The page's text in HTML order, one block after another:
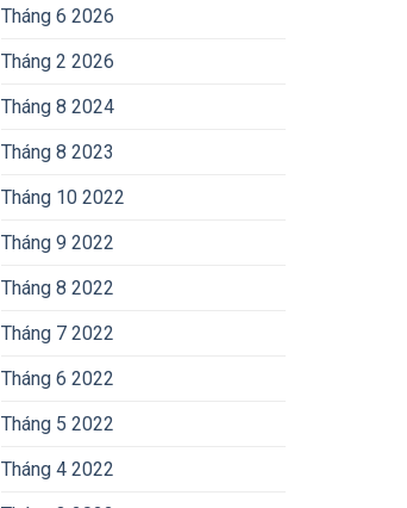
Tháng 6 2026
Tháng 2 2026
Tháng 8 2024
Tháng 8 2023
Tháng 10 2022
Tháng 9 2022
Tháng 8 2022
Tháng 7 2022
Tháng 6 2022
Tháng 5 2022
Tháng 4 2022